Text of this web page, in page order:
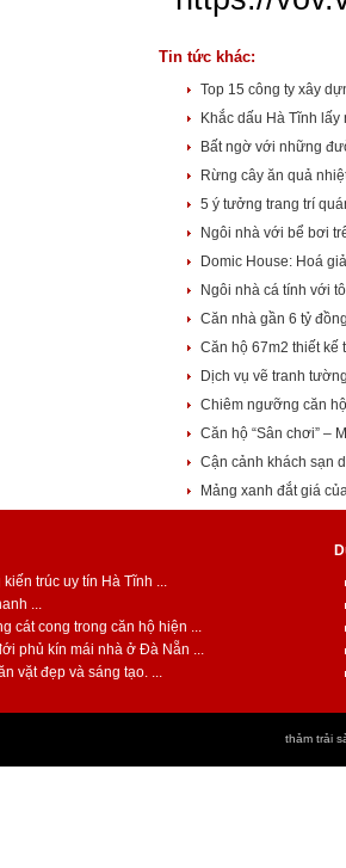
Tin tức khác:
Top 15 công ty xây
Khắc dấu Hà Tĩnh
Bất ngờ với những
Rừng cây ăn quả
5 ý tưởng trang trí
Ngôi nhà với bể bơi
Domic House: Hoá
Ngôi nhà cá tính với
Căn nhà gần 6 tỷ
Căn hộ 67m2 thiết
Dịch vụ vẽ tranh
Chiêm ngưỡng căn
Căn hộ “Sân chơi” –
Cận cảnh khách sạn
Mảng xanh đắt giá
trúc uy tín Hà Tĩnh ...
...
cát cong trong căn hộ hiện ...
phủ kín mái nhà ở Đà Nẵn ...
vặt đẹp và sáng tạo. ...
thảm trải